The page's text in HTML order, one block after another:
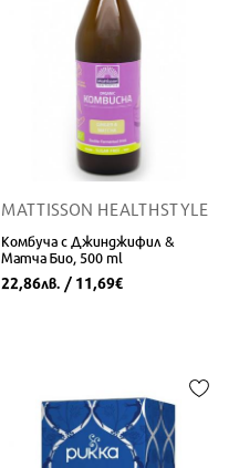
MATTISSON HEALTHSTYLE
Комбуча с Джинджифил &
Матча Био, 500 ml
22,86лв. / 11,69€